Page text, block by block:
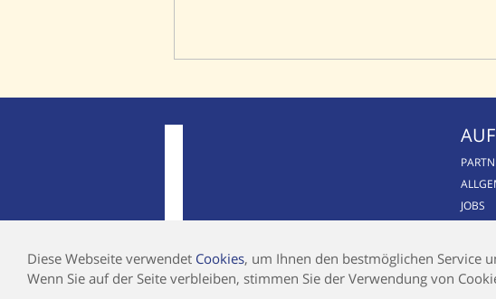
Diese Webseite verwendet Cookies, um Ihnen den bestmöglichen Service
Wenn Sie auf der Seite verbleiben, stimmen Sie der Verwendung von
©2019 AUF UND DAVON REISEN GMBH
JOBS